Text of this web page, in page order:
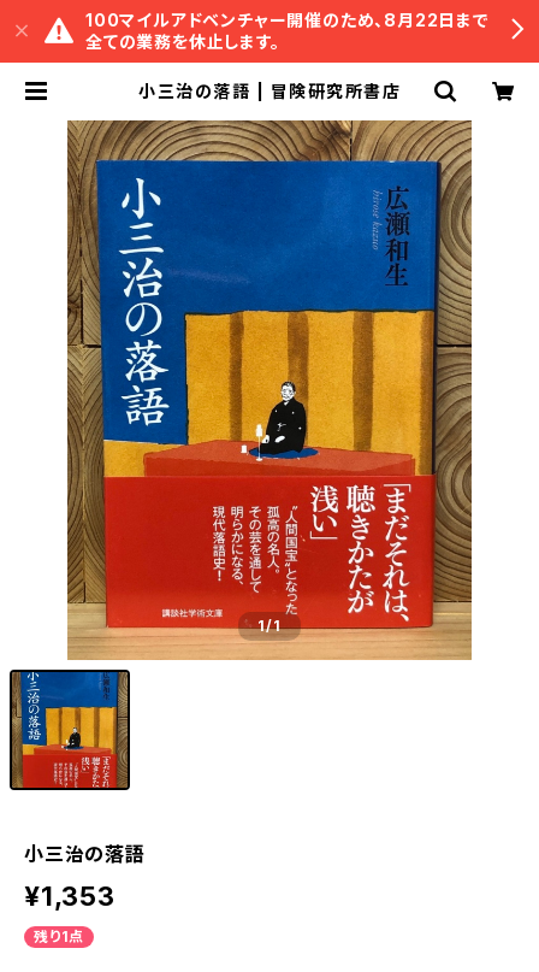
100マイルアドベンチャー開催のため、8月22日まで
全ての業務を休止します。
小三治の落語 | 冒険研究所書店
1/1
小三治の落語
¥1,353
残り1点